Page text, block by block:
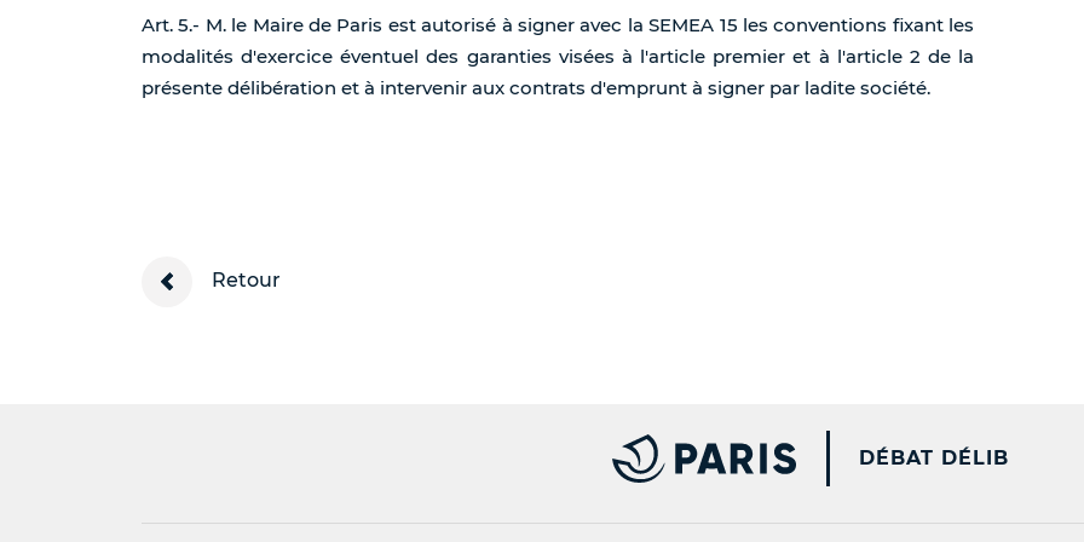
Art. 5.- M. le Maire de Paris est autorisé à signer avec la SEMEA 15 les conventions fixant les
modalités d'exercice éventuel des garanties visées à l'article premier et à l'article 2 de la
présente délibération et à intervenir aux contrats d'emprunt à signer par ladite société.
Retour
PARIS.FR [NEW
DÉBAT DÉLIB